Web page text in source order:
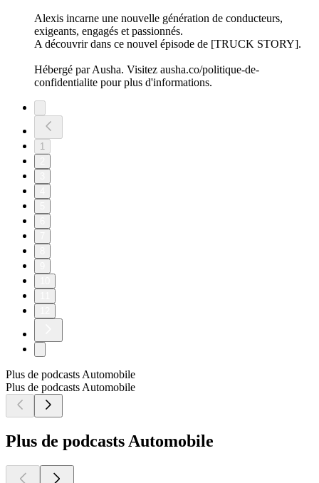
Alexis incarne une nouvelle génération de conducteurs,
exigeants, engagés et passionnés.
A découvrir dans ce nouvel épisode de [TRUCK STORY].
Hébergé par Ausha. Visitez ausha.co/politique-de-
confidentialite pour plus d'informations.
1
Plus de podcasts Automobile
Plus de podcasts Automobile
Plus de podcasts Automobile